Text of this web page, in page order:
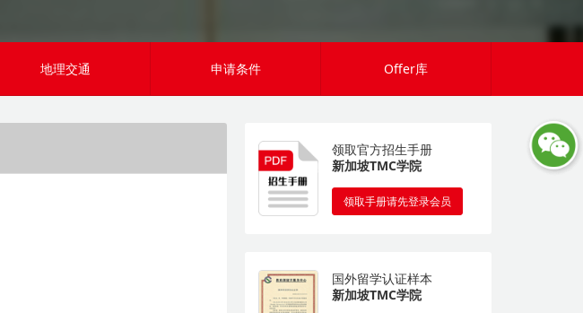
地理交通 申请条件 Offer库
领取官方招生手册
新加坡TMC学院
领取手册请先登录会员
国外留学认证样本
新加坡TMC学院